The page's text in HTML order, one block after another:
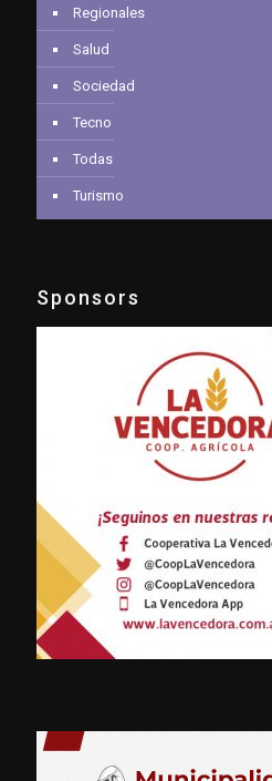
Regionales
Salud
Sociedad
Tecno
Todas
Turismo
Sponsors